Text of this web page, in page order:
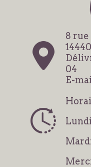
8 rue
04
E-
Lundi